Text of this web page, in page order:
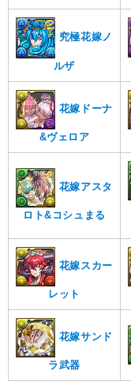
究極花嫁ノ
ルザ
花嫁ドーナ
&ヴェロア
花嫁アスタ
ロト&コシュまる
花嫁スカー
レット
花嫁サンド
ラ武器